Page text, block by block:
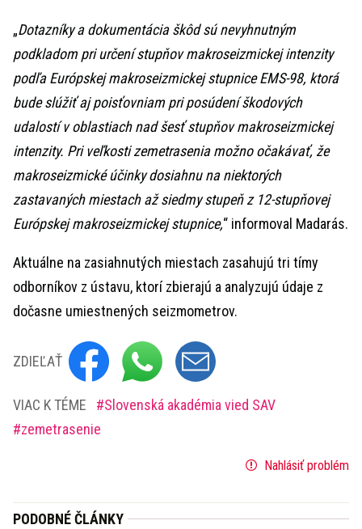
„Dotazníky a dokumentácia škôd sú nevyhnutným
podkladom pri určení stupňov makroseizmickej intenzity
podľa Európskej makroseizmickej stupnice EMS-98, ktorá
bude slúžiť aj poisťovniam pri posúdení škodových
udalostí v oblastiach nad šesť stupňov makroseizmickej
intenzity. Pri veľkosti zemetrasenia možno očakávať, že
makroseizmické účinky dosiahnu na niektorých
zastavaných miestach až siedmy stupeň z 12-stupňovej
Európskej makroseizmickej stupnice,“ informoval Madarás.
Aktuálne na zasiahnutých miestach zasahujú tri tímy
odborníkov z ústavu, ktorí zbierajú a analyzujú údaje z
dočasne umiestnených seizmometrov.
ZDIEĽAŤ
VIAC K TÉME
Slovenská akadémia vied SAV
zemetrasenie
Nahlásiť problém
PODOBNÉ ČLÁNKY